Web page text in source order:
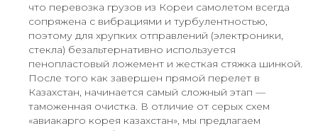
что перевозка грузов из Кореи самолетом всегда
сопряжена с вибрациями и турбулентностью,
поэтому для хрупких отправлений (электроники,
стекла) безальтернативно используется
пенопластовый ложемент и жесткая стяжка шинкой.
После того как завершен прямой перелет в
Казахстан, начинается самый сложный этап —
таможенная очистка. В отличие от серых схем
«авиакарго корея казахстан», мы предлагаем